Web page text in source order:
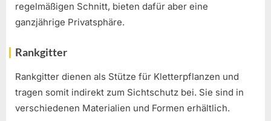
regelmäßigen Schnitt, bieten dafür aber eine
ganzjährige Privatsphäre.
Rankgitter
Rankgitter dienen als Stütze für Kletterpflanzen und
tragen somit indirekt zum Sichtschutz bei. Sie sind in
verschiedenen Materialien und Formen erhältlich.